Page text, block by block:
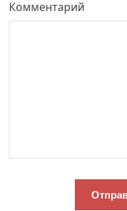
Комментарий